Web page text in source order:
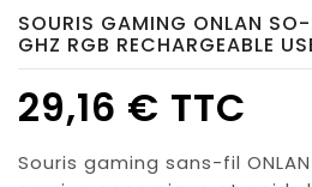
SOURIS GAMING ONLAN
GHZ RGB RECHARGEABLE
29,16 € TTC
Souris gaming sans-fil